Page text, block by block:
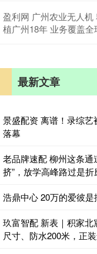
盈利网 广州农业无人
植广州18年 业务覆盖
最新文章
景盛配资 离谱！录综
落幕
老品牌速配 柳州这条通
挤”，放学高峰路过是折
浩鼎中心 20万的爱彼是
玖富智配 新表｜积家
尺寸、防水200米，正